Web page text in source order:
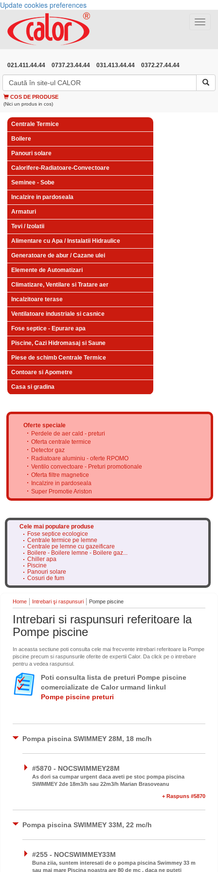
Update cookies preferences
Toggle
021.411.44.44 0737.23.44.44 031.413.44.44 0372.27.44.44
COS DE PRODUSE
(Nici un produs in cos)
Centrale Termice
Boilere
Panouri solare
Calorifere-Radiatoare-Convectoare
Seminee - Sobe
Incalzire in pardoseala
Armaturi
Tevi / Izolatii
Alimentare cu Apa / Instalatii Hidraulice
Generatoare de abur / Cazane ulei
Elemente de Automatizari
Climatizare, Ventilare si Tratare aer
Incalzitoare terase
Ventilatoare industriale si casnice
Fose septice - Epurare apa
Piscine, Cazi Hidromasaj si Saune
Piese de schimb Centrale Termice
Contoare si Apometre
Casa si gradina
Oferte speciale
Perdele de aer cald - preturi
Oferta centrale termice
Detector gaz
Radiatoare aluminiu - oferte RPOMO
Ventilo convectoare - Preturi promotionale
Oferta filtre magnetice
Incalzire in pardoseala
Super Promotie Ariston
Cele mai populare produse
Fose septice ecologice
Centrale termice pe lemne
Centrale pe lemne cu gazeificare
Boilere - Boilere lemne - Boilere gaz...
Chiller apa
Piscine
Panouri solare
Cosuri de fum
Home Intrebari şi raspunsuri Pompe piscine
Intrebari si raspunsuri referitoare la
Pompe piscine
In aceasta sectiune poti consulta cele mai frecvente intrebari referitoare la Pompe
piscine precum si raspunsurile oferite de expertii Calor. Da click pe o intrebare
pentru a vedea raspunsul.
Poti consulta lista de preturi Pompe piscine
comercializate de Calor urmand linkul
Pompe piscine preturi
Pompa piscina SWIMMEY 28M, 18 mc/h
#5870 - NOCSWIMMEY28M
As dori sa cumpar urgent daca aveti pe stoc pompa piscina
SWIMMEY 2de 18m3/h sau 22m3/h Marian Brasoveanu
+ Raspuns #5870
Pompa piscina SWIMMEY 33M, 22 mc/h
#255 - NOCSWIMMEY33M
Buna ziia, suntem interesati de o pompa piscina Swimmey 33 m
sau mai mare Piscina noastra are 80 de mc , daca ne puteti